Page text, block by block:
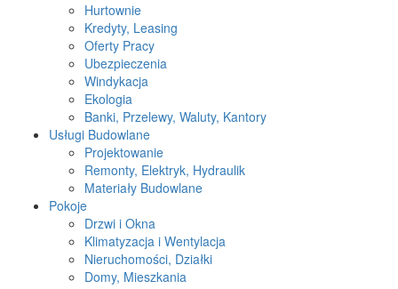
Hurtownie
Kredyty, Leasing
Oferty Pracy
Ubezpieczenia
Windykacja
Ekologia
Banki, Przelewy, Waluty, Kantory
Usługi Budowlane
Projektowanie
Remonty, Elektryk, Hydraulik
Materiały Budowlane
Pokoje
Drzwi i Okna
Klimatyzacja i Wentylacja
Nieruchomości, Działki
Domy, Mieszkania